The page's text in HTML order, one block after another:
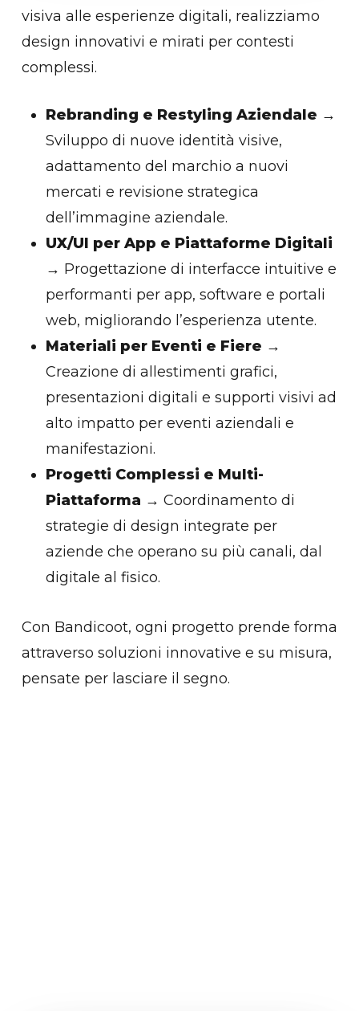
visiva alle esperienze digitali, realizziamo
design innovativi e mirati per contesti
complessi.
Rebranding e Restyling Aziendale →
Sviluppo di nuove identità visive,
adattamento del marchio a nuovi
mercati e revisione strategica
dell’immagine aziendale.
UX/UI per App e Piattaforme Digitali
→ Progettazione di interfacce intuitive e
performanti per app, software e portali
web, migliorando l’esperienza utente.
Materiali per Eventi e Fiere →
Creazione di allestimenti grafici,
presentazioni digitali e supporti visivi ad
alto impatto per eventi aziendali e
manifestazioni.
Progetti Complessi e Multi-
Piattaforma → Coordinamento di
strategie di design integrate per
aziende che operano su più canali, dal
digitale al fisico.
Con Bandicoot, ogni progetto prende forma
attraverso soluzioni innovative e su misura,
pensate per lasciare il segno.